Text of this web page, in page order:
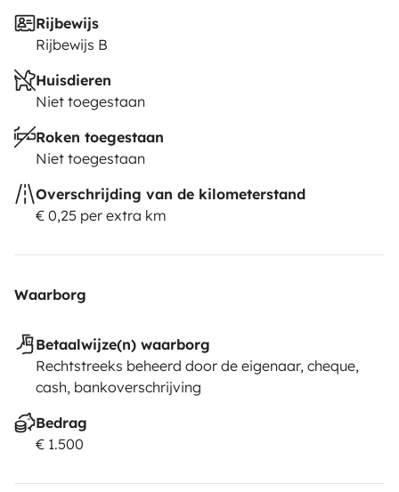
Rijbewijs
Rijbewijs B
Huisdieren
Niet toegestaan
Roken toegestaan
Niet toegestaan
Overschrijding van de kilometerstand
€ 0,25 per extra km
Waarborg
Betaalwijze(n) waarborg
Rechtstreeks beheerd door de eigenaar, cheque,
cash, bankoverschrijving
Bedrag
€ 1.500